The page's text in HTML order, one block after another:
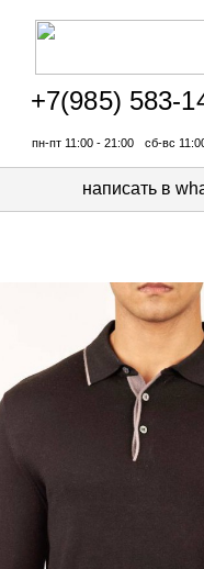
+7(985) 583-
пн-пт 11:00 - 21:00 сб-вс
написать в